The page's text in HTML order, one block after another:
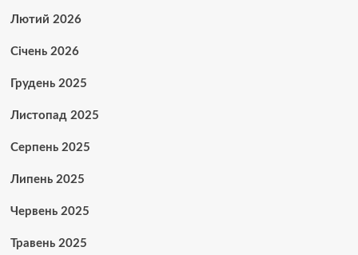
Лютий 2026
Січень 2026
Грудень 2025
Листопад 2025
Серпень 2025
Липень 2025
Червень 2025
Травень 2025